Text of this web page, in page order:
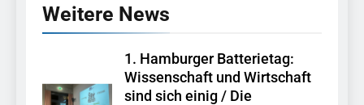
Weitere News
1. Hamburger Batterietag:
Wissenschaft und Wirtschaft
sind sich einig / Die